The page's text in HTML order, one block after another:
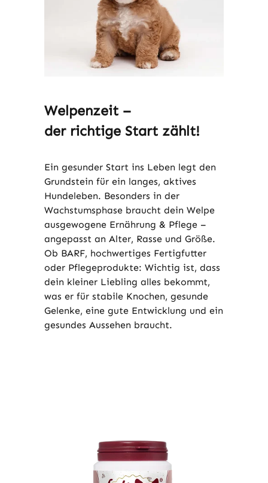
Welpenzeit –
der richtige Start zählt!
Ein gesunder Start ins Leben legt den
Grundstein für ein langes, aktives
Hundeleben. Besonders in der
Wachstumsphase braucht dein Welpe
ausgewogene Ernährung & Pflege –
angepasst an Alter, Rasse und Größe.
Ob BARF, hochwertiges Fertigfutter
oder Pflegeprodukte: Wichtig ist, dass
dein kleiner Liebling alles bekommt,
was er für stabile Knochen, gesunde
Gelenke, eine gute Entwicklung und ein
gesundes Aussehen braucht.